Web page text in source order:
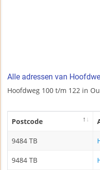
Alle adressen van
Hoofdweg 100 t/m 122 in
Postcode
9484 TB
9484 TB